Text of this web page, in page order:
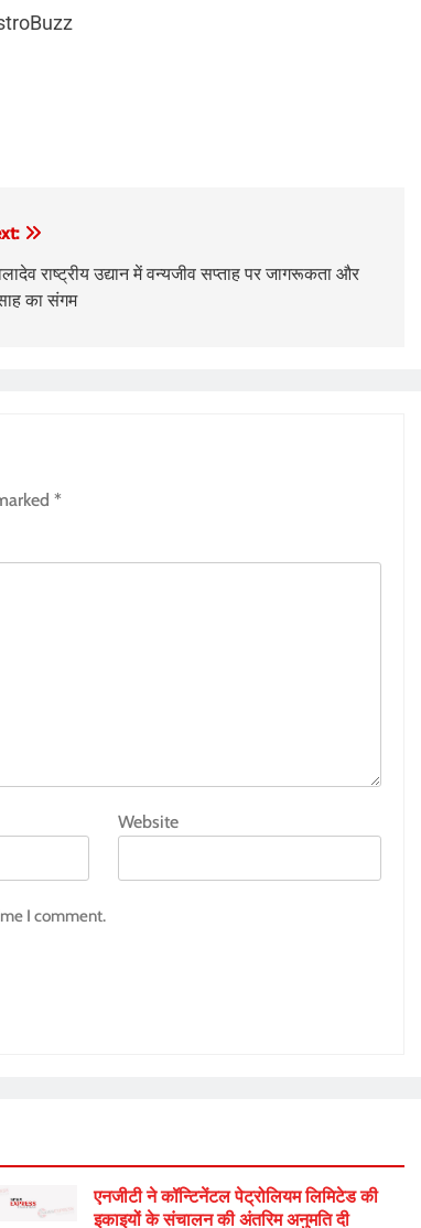
राष्ट्रीय उद्यान में वन्यजीव सप्ताह पर जागरूकता और
का संगम
*
Website
I comment.
एनजीटी ने कॉन्टिनेंटल पेट्रोलियम लिमिटेड की
इकाइयों के संचालन की अंतरिम अनुमति दी